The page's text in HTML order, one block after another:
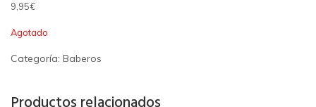
9,95€
Agotado
Categoría: Baberos